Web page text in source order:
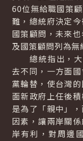
60位無給職國策
難，總統府決定
國策顧問，未來
及國策顧問列為無
總統指出，大
去不同，一方面
黨輪替，使台灣
面新政府上任後
是為了「親中」
因素，讓兩岸關
岸有利，對周邊